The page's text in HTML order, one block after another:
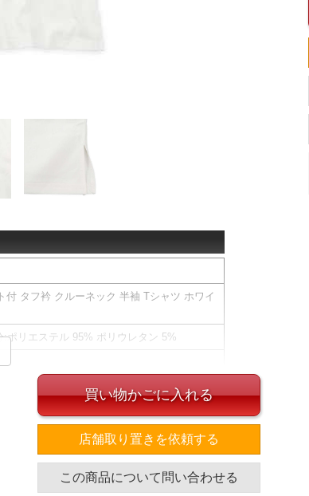
タフ衿 クルーネック 半袖 Tシャツ ホワイ
ポリエステル 95% ポリウレタン 5%
フィーユ構造仕上げ。
プ付／サイドスリット
肩幅 袖丈
買い物かごに入れる
店舗取り置きを依頼する
この商品について問い合わせる